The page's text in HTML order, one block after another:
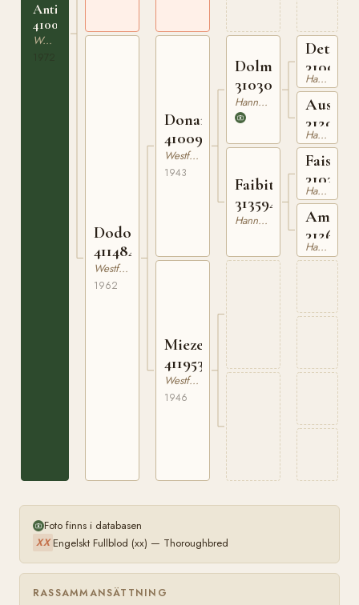
Antine
410075972
Westfaler
Dodona
411484462
Westfaler
1962
Donar
410097643
Westfaler
1943
Mieze
411953246
Westfaler
1946
Dolman
310304533
Hannoveranare
Faibita
313594339
Hannoveranare
Hannoveranare
Hannoveranare
Faisal
Hannoveranare
Hannoveranare
Foto finns i databasen
XX Engelskt Fullblod (xx) — Thoroughbred
RASSAMMANSÄTTNING